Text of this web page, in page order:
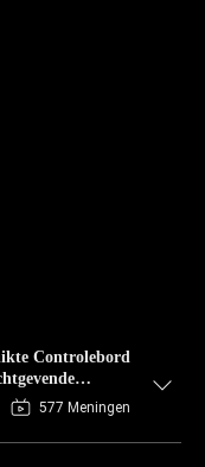
Controlebord
577 Meningen